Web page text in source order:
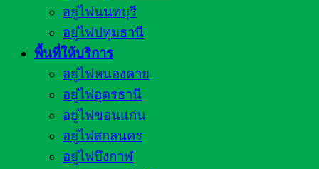
อยู่ไฟนนทบุรี
อยู่ไฟปทุมธานี
พื้นที่ให้บริการ
อยู่ไฟหนองคาย
อยู่ไฟอุดรธานี
อยู่ไฟขอนแก่น
อยู่ไฟสกลนคร
อยู่ไฟบึงกาฬ